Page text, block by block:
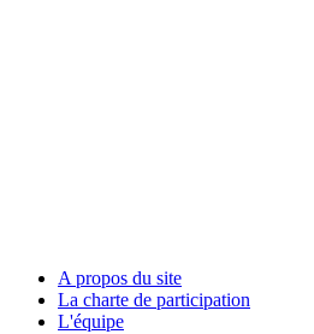
A propos du site
La charte de participation
L'équipe